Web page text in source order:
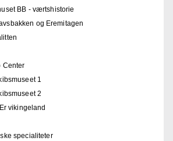
BB - værtshistorie
og Eremitagen
Center
1
2
vikingeland
specialiteter